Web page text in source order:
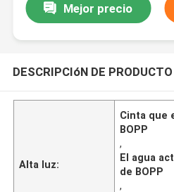
Mejor precio
DESCRIPCIóN DE PRODUCTO
Alta luz:
Cinta que
BOPP
,
El agua
de BOPP
,